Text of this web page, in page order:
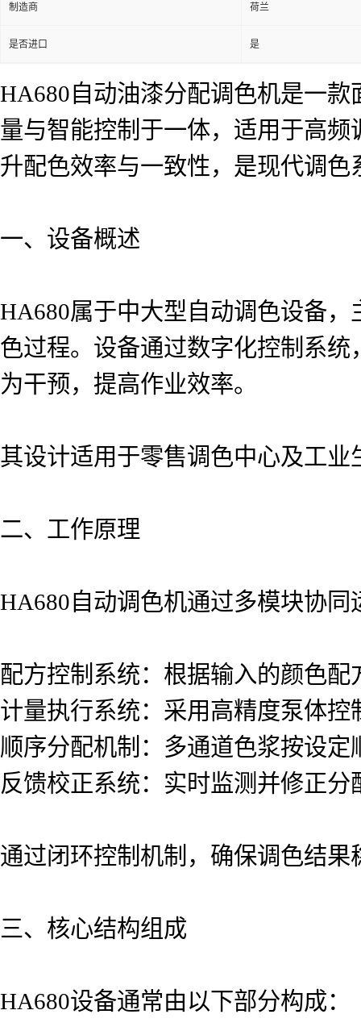
制造商 荷兰
是否进口 是
HA680自动油漆分配调色机是一
量与智能控制于一体，适用于高
升配色效率与一致性，是现代调
一、设备概述
HA680属于中大型自动调色设备
色过程。设备通过数字化控制系
为干预，提高作业效率。
其设计适用于零售调色中心及工
二、工作原理
HA680自动调色机通过多模块协同
配方控制系统：根据输入的颜色配
计量执行系统：采用高精度泵体控
顺序分配机制：多通道色浆按设定
反馈校正系统：实时监测并修正分
通过闭环控制机制，确保调色结果
三、核心结构组成
HA680设备通常由以下部分构成：